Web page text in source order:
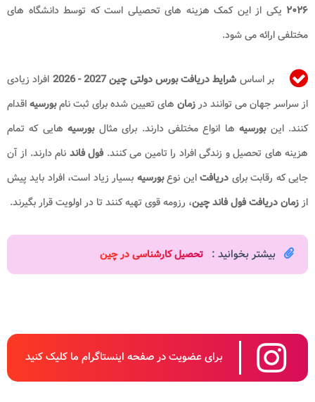
۲۰۲۶ ​​ یکی از این کمک هزینه های تحصیلی است که توسط دانشگاه های
مختلفی ارائه می شود.
بر اساس شرایط دریافت بورس دولتی چین 2027 - 2026
افراد زیادی
از سراسر جهان می توانند درزمان های تعیین شده برای ثبت نامبورسیهاقدام
کنند. اینبورسیهها انواع مختلفی دارند. برای مثالبورسیه هایی که تمام
هزینه های تحصیل و زندگی افراد را تامین می کنند.فول فاند نام دارند. از آن
جایی که رقابت برای دریافتاین نوعبورسیه بسیار زیاد است، افراد باید پیش
اززمان دریافت فول فاند چین، رزومه قوی تهیه کنند تا در اولویت قرار بگیرند.
بیشتر بخوانید : تحصیل کارشناسی در چین
برای عضویت در صفحه اینستاگرام ما کلیک کنید